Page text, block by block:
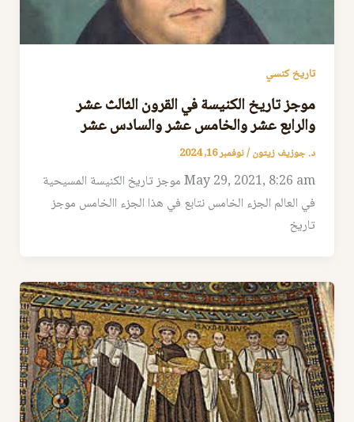
تاريخ كنسي
موجز تاريخ الكنيسة في القرون الثالث عشر
والرابع عشر والخامس عشر والسادس عشر
د. جوزيف زيتون/نوفمبر 16, 2024
May 29, 2021, 8:26 am موجز تاريخ الكنيسة المسيحية
في العالم الجزء الخامس نتابع في هذا الجزء االخامس موجز
تاريخ